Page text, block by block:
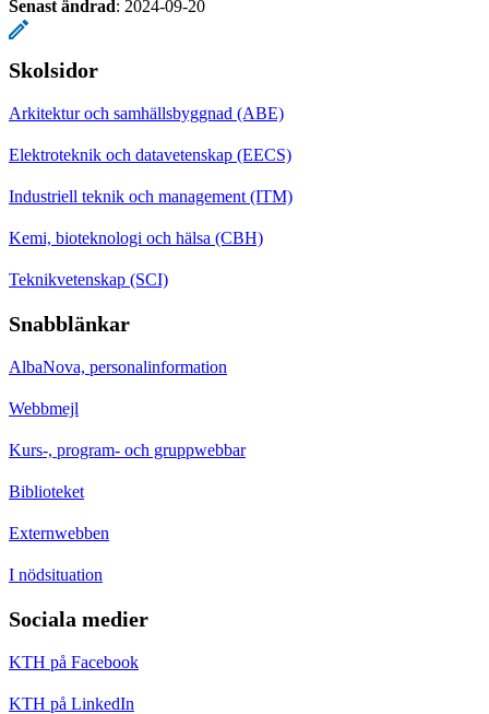
Senast ändrad: 2024-09-20
Skolsidor
Arkitektur och samhällsbyggnad (ABE)
Elektroteknik och datavetenskap (EECS)
Industriell teknik och management (ITM)
Kemi, bioteknologi och hälsa (CBH)
Teknikvetenskap (SCI)
Snabblänkar
AlbaNova, personalinformation
Webbmejl
Kurs-, program- och gruppwebbar
Biblioteket
Externwebben
I nödsituation
Sociala medier
KTH på Facebook
KTH på LinkedIn